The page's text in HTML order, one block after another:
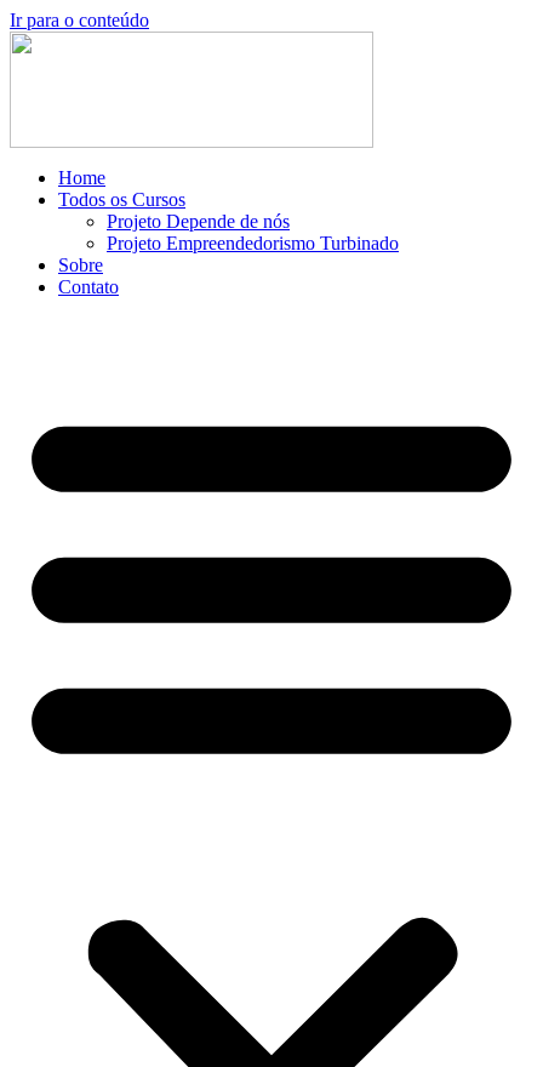
Ir para o conteúdo
Home
Todos os Cursos
Projeto Depende de nós
Projeto Empreendedorismo Turbinado
Sobre
Contato